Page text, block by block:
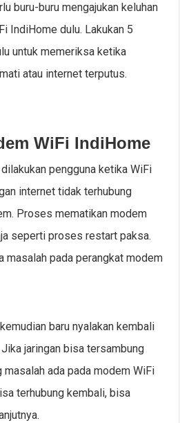
buru-buru mengajukan keluhan
IndiHome dulu. Lakukan 5
untuk memeriksa ketika
atau internet terputus.
WiFi IndiHome
pengguna ketika WiFi
internet tidak terhubung
Proses mematikan modem
seperti proses restart paksa.
masalah pada perangkat modem
baru nyalakan kembali
jaringan bisa tersambung
ada pada modem WiFi
terhubung kembali, bisa